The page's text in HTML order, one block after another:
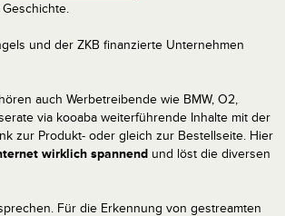
und der ZKB finanzierte Unternehmen
auch Werbetreibende wie BMW, O2,
via kooaba weiterführende Inhalte mit der
zur Produkt- oder gleich zur Bestellseite. Hier
wirklich spannend und löst die diversen
Für die Erkennung von gestreamten